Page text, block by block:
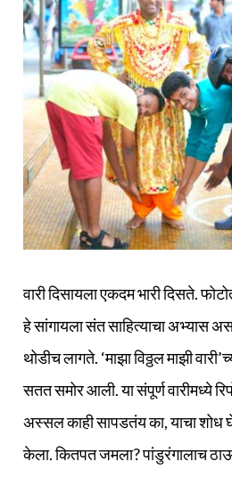
वारी दिसायला एकदम भारी दिसते.
हे सांगायला संत साहित्याचा अभ्यास
थोडीच लागते. ‘माझा विठ्ठल माझी
सतत समोर आली. या संपूर्ण वारीमध्ये
अस्सल काही सापडतंय का, याचा शोध
केला. कितपत जमला? पांडुरंगालाच